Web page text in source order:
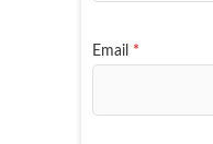
Email *